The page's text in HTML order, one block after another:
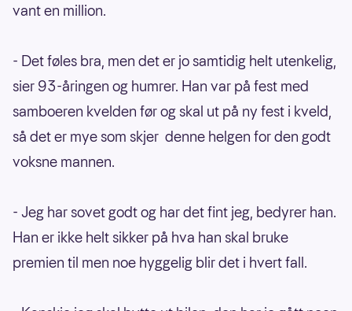
vant en million.
- Det føles bra, men det er jo samtidig helt utenkelig,
sier 93-åringen og humrer. Han var på fest med
samboeren kvelden før og skal ut på ny fest i kveld,
så det er mye som skjer denne helgen for den godt
voksne mannen.
- Jeg har sovet godt og har det fint jeg, bedyrer han.
Han er ikke helt sikker på hva han skal bruke
premien til men noe hyggelig blir det i hvert fall.